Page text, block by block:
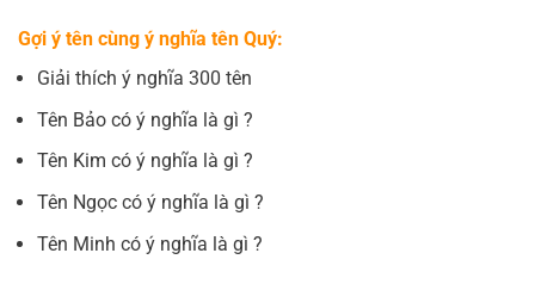
Gợi ý tên cùng ý nghĩa tên Quý:
Giải thích ý nghĩa 300 tên
Tên Bảo có ý nghĩa là gì ?
Tên Kim có ý nghĩa là gì ?
Tên Ngọc có ý nghĩa là gì ?
Tên Minh có ý nghĩa là gì ?